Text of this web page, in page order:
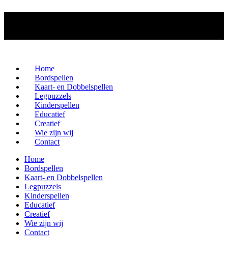
Home
Bordspellen
Kaart- en Dobbelspellen
Legpuzzels
Kinderspellen
Educatief
Creatief
Wie zijn wij
Contact
Home
Bordspellen
Kaart- en Dobbelspellen
Legpuzzels
Kinderspellen
Educatief
Creatief
Wie zijn wij
Contact